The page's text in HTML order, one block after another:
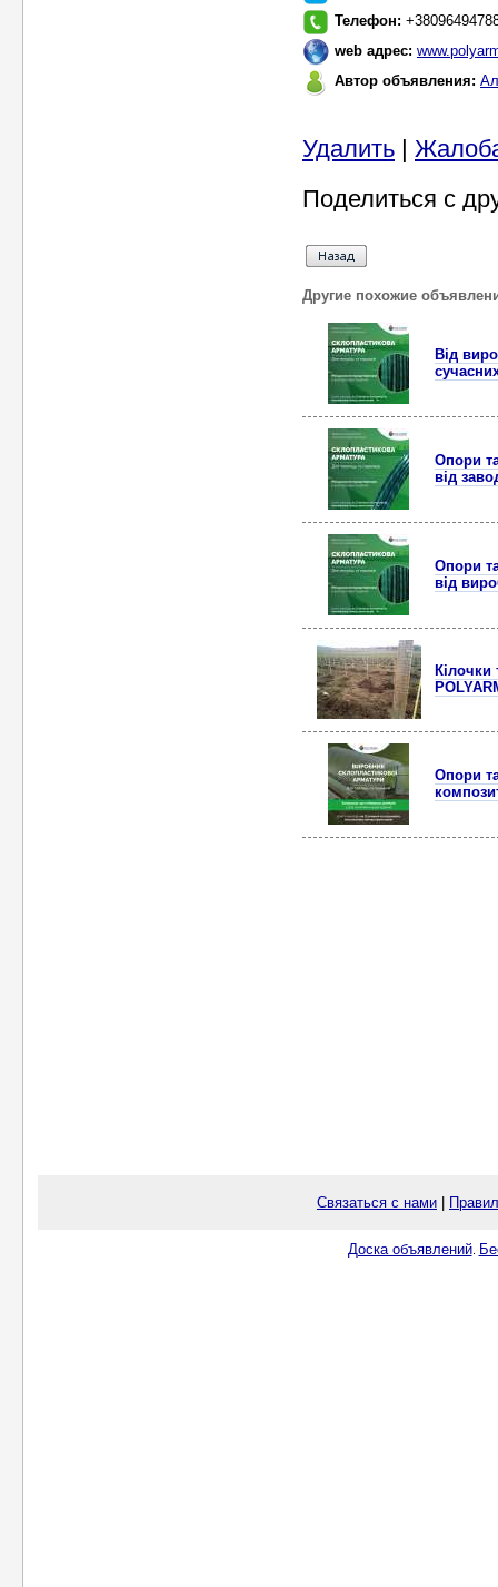
Телефон:
web адрес:
Автор объявления:
Удалить |
Поделиться с
Другие похожие
Від
Опори
від
Опори
від
Кілочки
Опори
Связаться с нами
Доска объявлений.